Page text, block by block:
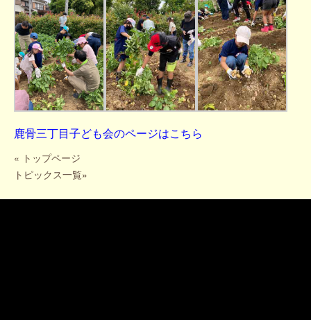
鹿骨三丁目子ども会のページはこちら
« トップページ
トピックス一覧»